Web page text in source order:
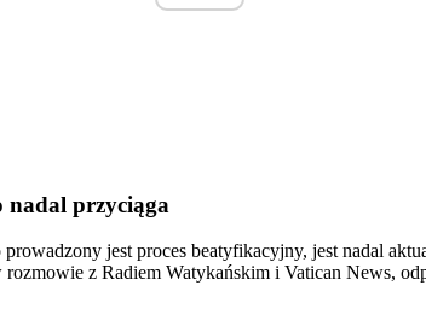
nadal przyciąga
jest proces beatyfikacyjny, jest nadal
z Radiem Watykańskim i Vatican News,